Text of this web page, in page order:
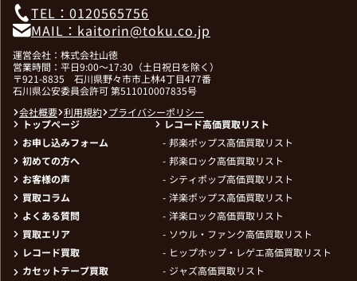
TEL：0120565756
MAIL：kaitorin@toku.co.jp
運営会社：株式会社山徳
営業時間：平日9:00～17:30（土日祝日を除く）
〒921-8835 石川県野々市市上林4丁目477番
石川県公安委員会許可 第511010007835号
会社概要 利用規約 プライバシーポリシー
トップページ
お申し込みフォーム
初めての方へ
お客様の声
買取コラム
よくある質問
買取エリア
レコード買取
カセットテープ買取
レコード高価買取リスト
邦楽ポップス高価買取リスト
邦楽ロック高価買取リスト
シティポップ高価買取リスト
洋楽ポップス高価買取リスト
洋楽ロック高価買取リスト
ソウル・ファンク高価買取リスト
ヒップホップ・レゲエ高価買取リスト
ジャズ高価買取リスト